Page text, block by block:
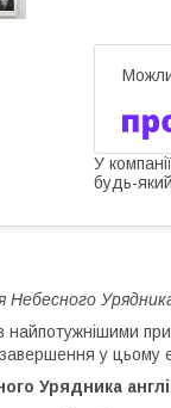
У
будь-
Небесного
у цьому
Урядника